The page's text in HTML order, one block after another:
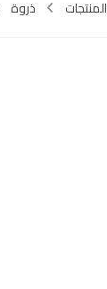
المنتجات ذروة